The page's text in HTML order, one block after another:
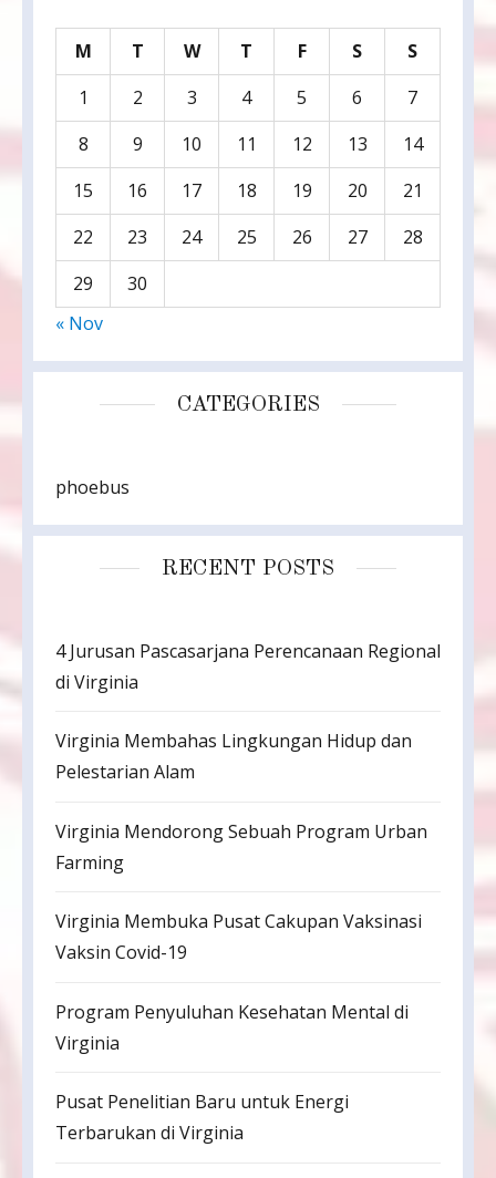
M T W T F S
S
1
2 3 4 5 6
7
8
9 10 11 12 13
14
15
16 17 18 19 20
21
22
23 24 25 26 27
28
29
30
« Nov
CATEGORIES
phoebus
RECENT POSTS
4 Jurusan Pascasarjana Perencanaan Regional
di Virginia
Virginia Membahas Lingkungan Hidup dan
Pelestarian Alam
Virginia Mendorong Sebuah Program Urban
Farming
Virginia Membuka Pusat Cakupan Vaksinasi
Vaksin Covid-19
Program Penyuluhan Kesehatan Mental di
Virginia
Pusat Penelitian Baru untuk Energi
Terbarukan di Virginia